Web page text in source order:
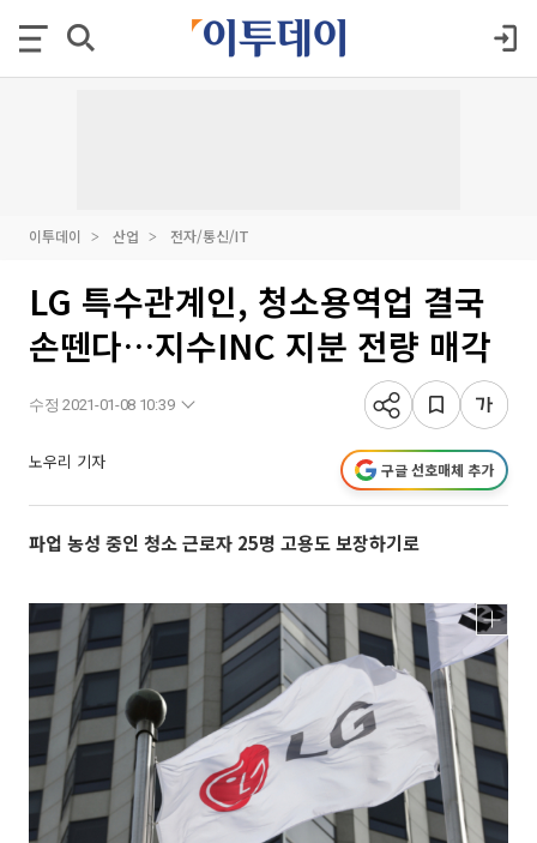
이투데이 산업 전자/통신/IT
LG 특수관계인, 청소용역업 결국
손뗀다…지수INC 지분 전량 매각
수정 2021-01-08 10:39
노우리 기자 구글 선호매체 추가
파업 농성 중인 청소 근로자 25명 고용도 보장하기로